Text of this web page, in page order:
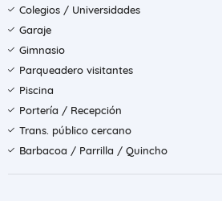
Colegios / Universidades
Garaje
Gimnasio
Parqueadero visitantes
Piscina
Portería / Recepción
Trans. público cercano
Barbacoa / Parrilla / Quincho